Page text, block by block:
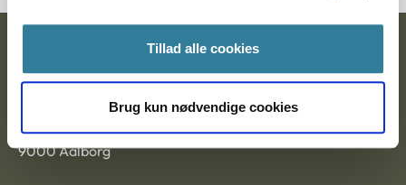
Tillad alle cookies
Brug kun nødvendige cookies
Postadresse:
Nytorv 7, 2. sal
9000 Aalborg